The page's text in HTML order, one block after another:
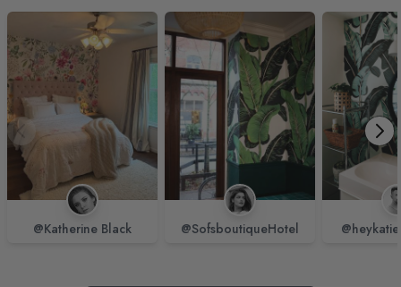
@Katherine Black @SofsboutiqueHotel